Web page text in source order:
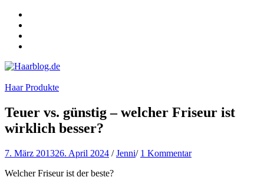
Haarblog.de
Haarpflege | Haarstyling | Beauty | Entertainment
Haar Produkte
Teuer vs. günstig – welcher Friseur ist
wirklich besser?
7. März 201326. April 2024 /Jenni/ 1 Kommentar
Welcher Friseur ist der beste?